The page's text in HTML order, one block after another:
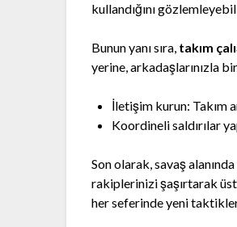
kullandığını
Bunun yanı sıra, takım
yerine, arkadaşlarınızla
İletişim kurun: Takım
Koordineli saldırılar
Son olarak, savaş alanında
rakiplerinizi şaşırtarak
her seferinde yeni